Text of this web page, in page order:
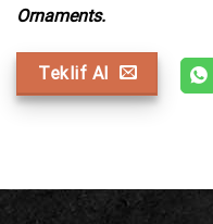
Ornaments.
Teklif Al